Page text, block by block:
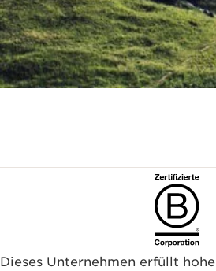
Dieses Unternehmen erfüllt